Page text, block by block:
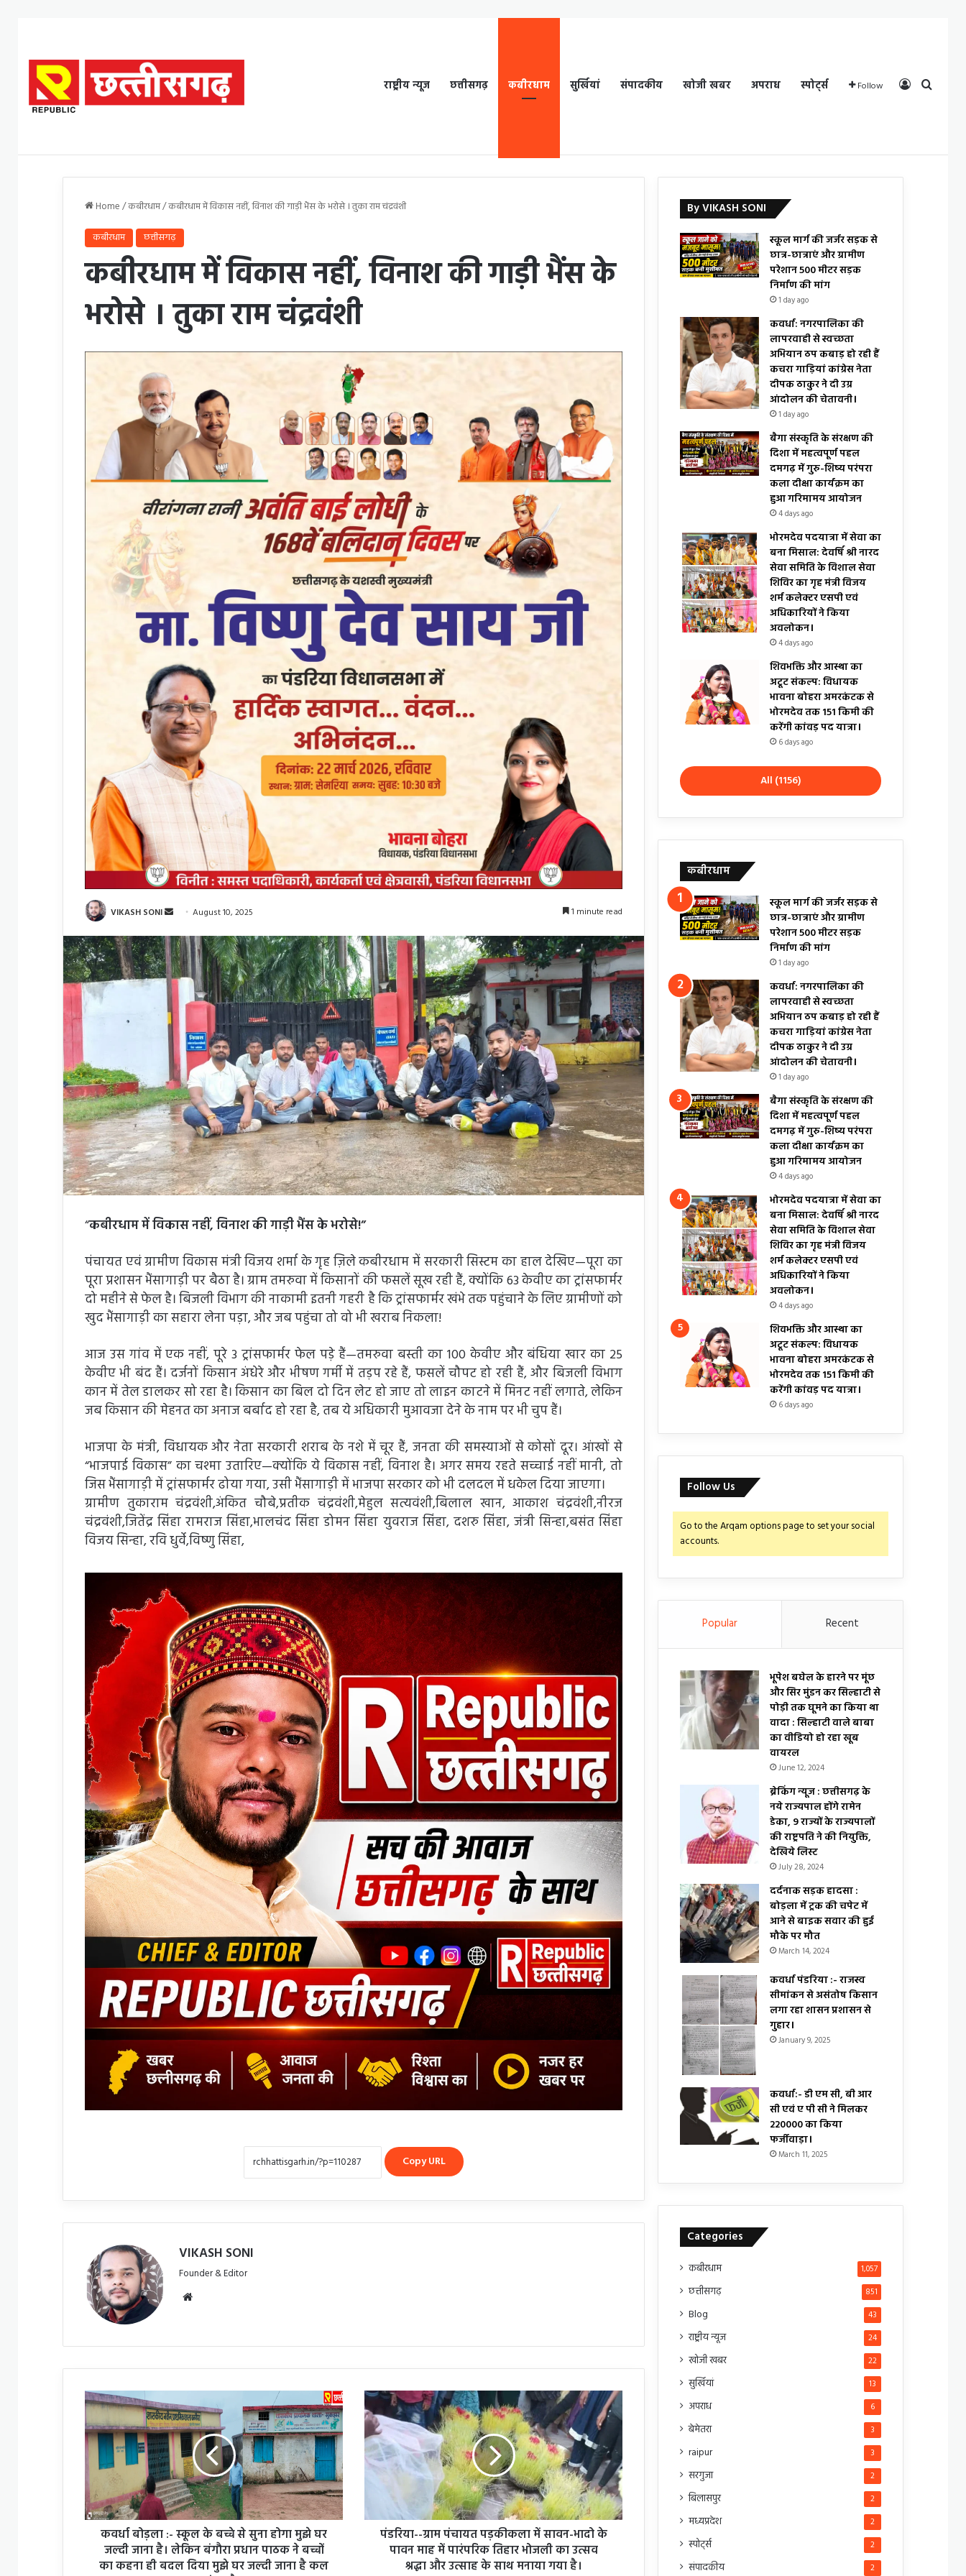
राष्ट्रीय न्यूज छत्तीसगढ़ कबीरधाम सुर्खियां संपादकीय खोजी खबर अपराध स्पोर्ट्स Follow Log In
Home/कबीरधाम/कबीरधाम में विकास नहीं, विनाश की गाड़ी भैंस के भरोसे । तुका राम चंद्रवंशी
कबीरधाम छत्तीसगढ़
कबीरधाम में विकास नहीं, विनाश की गाड़ी भैंस के
भरोसे । तुका राम चंद्रवंशी
VIKASH SONI
Send
email
August 10, 2025 1 minute read
“कबीरधाम में विकास नहीं, विनाश की गाड़ी भैंस के भरोसे!”
पंचायत एवं ग्रामीण विकास मंत्री विजय शर्मा के गृह ज़िले कबीरधाम में सरकारी सिस्टम का हाल देखिए—पूरा का
पूरा प्रशासन भैंसागाड़ी पर बैठा है। ग्राम तमरुवा में किसानों की फसलें सूख रही हैं, क्योंकि 63 केवीए का ट्रांसफार्मर
दो महीने से फेल है। बिजली विभाग की नाकामी इतनी गहरी है कि ट्रांसफार्मर खंभे तक पहुंचाने के लिए ग्रामीणों को
खुद भैंसागाड़ी का सहारा लेना पड़ा, और जब पहुंचा तो वो भी खराब निकला!
आज उस गांव में एक नहीं, पूरे 3 ट्रांसफार्मर फेल पड़े हैं—तमरुवा बस्ती का 100 केवीए और बंधिया खार का 25
केवीए भी बंद हैं। दर्जनों किसान अंधेरे और भीषण गर्मी में तड़प रहे हैं, फसलें चौपट हो रही हैं, और बिजली विभाग
कान में तेल डालकर सो रहा है। किसान का बिल दो दिन लेट हो जाए तो लाइन काटने में मिनट नहीं लगाते, लेकिन
जब किसान की मेहनत का अनाज बर्बाद हो रहा है, तब ये अधिकारी मुआवजा देने के नाम पर भी चुप हैं।
भाजपा के मंत्री, विधायक और नेता सरकारी शराब के नशे में चूर हैं, जनता की समस्याओं से कोसों दूर। आंखों से
“भाजपाई विकास” का चश्मा उतारिए—क्योंकि ये विकास नहीं, विनाश है। अगर समय रहते सच्चाई नहीं मानी, तो
जिस भैंसागाड़ी में ट्रांसफार्मर ढोया गया, उसी भैंसागाड़ी में भाजपा सरकार को भी दलदल में धकेल दिया जाएगा।
ग्रामीण तुकाराम चंद्रवंशी,अंकित चौबे,प्रतीक चंद्रवंशी,मेहुल सत्यवंशी,बिलाल खान, आकाश चंद्रवंशी,नीरज
चंद्रवंशी,जितेंद्र सिंहा रामराज सिंहा,भालचंद सिंहा डोमन सिंहा युवराज सिंहा, दशरु सिंहा, जंत्री सिन्हा,बसंत सिंहा
विजय सिन्हा, रवि धुर्वे,विष्णु सिंहा,
Copy URL
VIKASH SONI
Founder & Editor
कवर्धा
बोड़ला
:-
स्कूल
बच्चे
से
सुना
होगा
जल्दी
कवर्धा बोड़ला :- स्कूल के बच्चे से सुना होगा मुझे घर
जल्दी जाना है। लेकिन बंगौरा प्रधान पाठक ने बच्चों
का कहना ही बदल दिया मुझे घर जल्दी जाना है कल
पंडरिया-
-ग्राम
पंचायत
पड़कीकला
में
सावन-
पावन
पंडरिया--ग्राम पंचायत पड़कीकला में सावन-भादो के
पावन माह में पारंपरिक तिहार भोजली का उत्सव
श्रद्धा और उत्साह के साथ मनाया गया है।
By VIKASH SONI
स्कूल मार्ग की जर्जर सड़क से
छात्र-छात्राएं और ग्रामीण
परेशान 500 मीटर सड़क
निर्माण की मांग
1 day ago
कवर्धा: नगरपालिका की
लापरवाही से स्वच्छता
अभियान ठप कबाड़ हो रही हैं
कचरा गाड़ियां कांग्रेस नेता
दीपक ठाकुर ने दी उग्र
आंदोलन की चेतावनी।
1 day ago
बैगा संस्कृति के संरक्षण की
दिशा में महत्वपूर्ण पहल
दमगढ़ में गुरु-शिष्य परंपरा
कला दीक्षा कार्यक्रम का
हुआ गरिमामय आयोजन
4 days ago
भोरमदेव पदयात्रा में सेवा का
बना मिसाल: देवर्षि श्री नारद
सेवा समिति के विशाल सेवा
शिविर का गृह मंत्री विजय
शर्म कलेक्टर एसपी एवं
अधिकारियों ने किया
अवलोकन।
4 days ago
शिवभक्ति और आस्था का
अटूट संकल्प: विधायक
भावना बोहरा अमरकंटक से
भोरमदेव तक 151 किमी की
करेंगी कांवड़ पद यात्रा।
6 days ago
All (1156)
कबीरधाम
स्कूल मार्ग की जर्जर सड़क से
छात्र-छात्राएं और ग्रामीण
परेशान 500 मीटर सड़क
निर्माण की मांग
1 day ago
कवर्धा: नगरपालिका की
लापरवाही से स्वच्छता
अभियान ठप कबाड़ हो रही हैं
कचरा गाड़ियां कांग्रेस नेता
दीपक ठाकुर ने दी उग्र
आंदोलन की चेतावनी।
1 day ago
बैगा संस्कृति के संरक्षण की
दिशा में महत्वपूर्ण पहल
दमगढ़ में गुरु-शिष्य परंपरा
कला दीक्षा कार्यक्रम का
हुआ गरिमामय आयोजन
4 days ago
भोरमदेव पदयात्रा में सेवा का
बना मिसाल: देवर्षि श्री नारद
सेवा समिति के विशाल सेवा
शिविर का गृह मंत्री विजय
शर्म कलेक्टर एसपी एवं
अधिकारियों ने किया
अवलोकन।
4 days ago
शिवभक्ति और आस्था का
अटूट संकल्प: विधायक
भावना बोहरा अमरकंटक से
भोरमदेव तक 151 किमी की
करेंगी कांवड़ पद यात्रा।
6 days ago
Follow Us
Go to the Arqam options page to set your social
accounts.
Popular Recent
भूपेश बघेल के हारने पर मूंछ
और सिर मुंडन कर सिल्हाटी से
पोड़ी तक घूमने का किया था
वादा : सिल्हाटी वाले बाबा
का वीडियो हो रहा खूब
वायरल
June 12, 2024
ब्रेकिंग न्यूज : छत्तीसगढ़ के
नये राज्यपाल होंगे रामेन
डेका, 9 राज्यों के राज्यपालों
की राष्ट्रपति ने की नियुक्ति,
देखिये लिस्ट
July 28, 2024
दर्दनाक सड़क हादसा :
बोड़ला में ट्रक की चपेट में
आने से बाइक सवार की हुई
मौके पर मौत
March 14, 2024
कवर्धा पंडरिया :- राजस्व
सीमांकन से असंतोष किसान
लगा रहा शासन प्रशासन से
गुहार।
January 9, 2025
कवर्धा:- डी एम सी, बी आर
सी एवं ए पी सी ने मिलकर
₹220000 का किया
फर्जीवाड़ा।
March 11, 2025
Categories
कबीरधाम 1,057
छत्तीसगढ़ 851
Blog 43
राष्ट्रीय न्यूज 24
खोजी खबर 22
सुर्खियां 13
अपराध 6
बेमेतरा 3
raipur 3
सरगुजा 2
बिलासपुर 2
मध्यप्रदेश 2
स्पोर्ट्स 2
संपादकीय 2